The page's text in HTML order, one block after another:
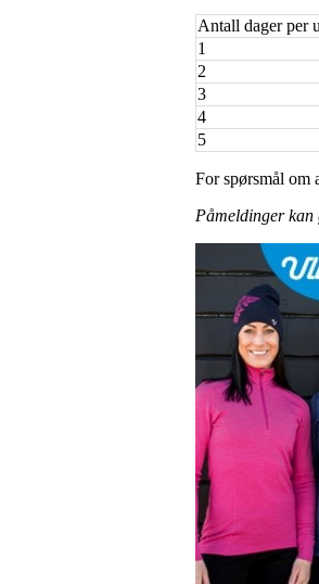
Antall dager per
1
2
3
4
5
For spørsmål om
Påmeldinger kan